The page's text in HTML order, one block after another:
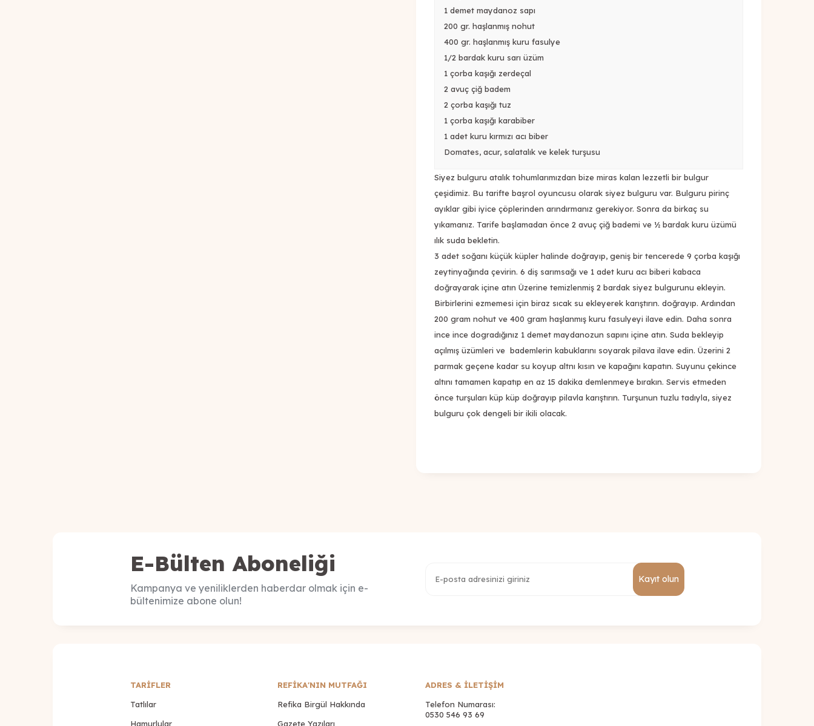
1 demet maydanoz sapı
200 gr. haşlanmış nohut
400 gr. haşlanmış kuru fasulye
1/2 bardak kuru sarı üzüm
1 çorba kaşığı zerdeçal
2 avuç çiğ badem
2 çorba kaşığı tuz
1 çorba kaşığı karabiber
1 adet kuru kırmızı acı biber
Domates, acur, salatalık ve kelek turşusu
Siyez bulguru atalık tohumlarımızdan bize miras kalan lezzetli bir bulgur
çeşidimiz. Bu tarifte başrol oyuncusu olarak siyez bulguru var. Bulguru pirinç
ayıklar gibi iyice çöplerinden arındırmanız gerekiyor. Sonra da birkaç su
yıkamanız. Tarife başlamadan önce 2 avuç çiğ bademi ve ½ bardak kuru üzümü
ılık suda bekletin.
3 adet soğanı küçük küpler halinde doğrayıp, geniş bir tencerede 9 çorba kaşığı
zeytinyağında çevirin. 6 diş sarımsağı ve 1 adet kuru acı biberi kabaca
doğrayarak içine atın Üzerine temizlenmiş 2 bardak siyez bulgurunu ekleyin.
Birbirlerini ezmemesi için biraz sıcak su ekleyerek karıştırın. doğrayıp. Ardından
200 gram nohut ve 400 gram haşlanmış kuru fasulyeyi ilave edin. Daha sonra
ince ince dogradığınız 1 demet maydanozun sapını içine atın. Suda bekleyip
açılmış üzümleri ve bademlerin kabuklarını soyarak pilava ilave edin. Üzerini 2
parmak geçene kadar su koyup altnı kısın ve kapağını kapatın. Suyunu çekince
altını tamamen kapatıp en az 15 dakika demlenmeye bırakın. Servis etmeden
önce turşuları küp küp doğrayıp pilavla karıştırın. Turşunun tuzlu tadıyla, siyez
bulguru çok dengeli bir ikili olacak.
E-Bülten Aboneliği
Kampanya ve yeniliklerden haberdar olmak için e-
bültenimize abone olun!
Kayıt olun
TARİFLER
Tatlılar
Hamurlular
REFİKA'NIN MUTFAĞI
Refika Birgül Hakkında
Gazete Yazıları
ADRES & İLETIŞIM
Telefon Numarası:
0530 546 93 69